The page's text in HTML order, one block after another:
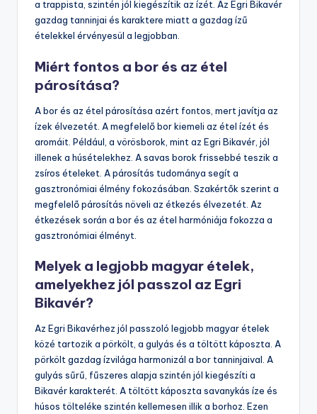
a trappista, szintén jól kiegészítik az ízét. Az Egri Bikavér
gazdag tanninjai és karaktere miatt a gazdag ízű
ételekkel érvényesül a legjobban.
Miért fontos a bor és az étel
párosítása?
A bor és az étel párosítása azért fontos, mert javítja az
ízek élvezetét. A megfelelő bor kiemeli az étel ízét és
aromáit. Például, a vörösborok, mint az Egri Bikavér, jól
illenek a húsételekhez. A savas borok frissebbé teszik a
zsíros ételeket. A párosítás tudománya segít a
gasztronómiai élmény fokozásában. Szakértők szerint a
megfelelő párosítás növeli az étkezés élvezetét. Az
étkezések során a bor és az étel harmóniája fokozza a
gasztronómiai élményt.
Melyek a legjobb magyar ételek,
amelyekhez jól passzol az Egri
Bikavér?
Az Egri Bikavérhez jól passzoló legjobb magyar ételek
közé tartozik a pörkölt, a gulyás és a töltött káposzta. A
pörkölt gazdag ízvilága harmonizál a bor tanninjaival. A
gulyás sűrű, fűszeres alapja szintén jól kiegészíti a
Bikavér karakterét. A töltött káposzta savanykás íze és
húsos tölteléke szintén kellemesen illik a borhoz. Ezen